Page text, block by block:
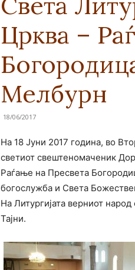
Црква –
Мелбурн
18/06/2017
На 18 Јуни 2017 година, во
светиот свештеномаченик
Раѓање на Пресвета
богослужба и Света
На Литургијата верниот
Тајни.